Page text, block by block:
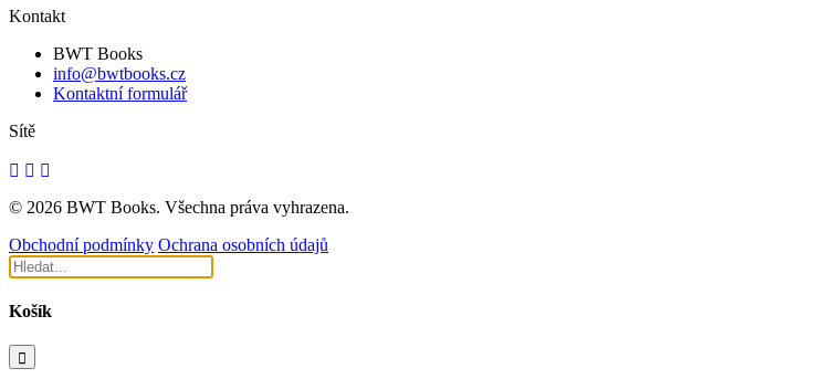
Kontakt
BWT Books
info@bwtbooks.cz
Kontaktní formulář
Sítě
© 2026 BWT Books. Všechna práva vyhrazena.
Obchodní podmínky Ochrana osobních údajů
Košík